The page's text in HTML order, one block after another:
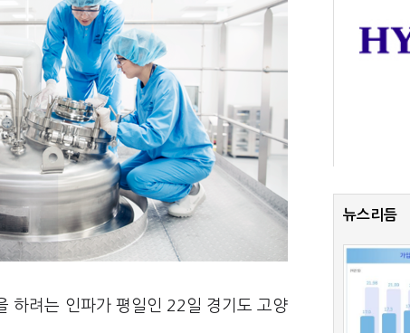
하려는 인파가 평일인 22일 경기도 고양
뉴스리듬